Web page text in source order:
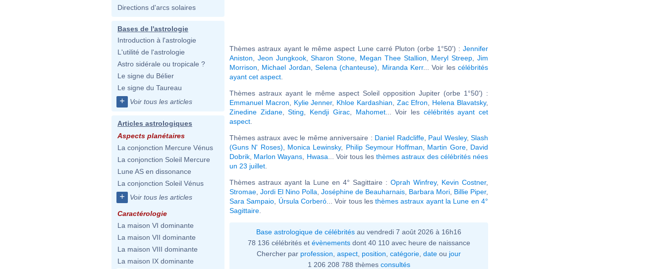
Directions d'arcs solaires
Bases de l'astrologie
Introduction à l'astrologie
L'utilité de l'astrologie
Astro sidérale ou tropicale ?
Le signe du Bélier
Le signe du Taureau
+ Voir tous les articles
Articles astrologiques
Aspects planétaires
La conjonction Mercure Vénus
La conjonction Soleil Mercure
Lune AS en dissonance
La conjonction Soleil Vénus
+ Voir tous les articles
Caractérologie
La maison VI dominante
La maison VII dominante
La maison VIII dominante
La maison IX dominante
Thèmes astraux ayant le même aspect Lune carré Pluton (orbe 1°50') : Jennifer
Aniston
Jeon Jungkook,Sharon Stone Megan Thee Stallion Meryl Streep ,Jim
Morrison
Michael Jordan ,Selena (chanteuse) Miranda Kerr... Voir lescélébrités
ayant cet aspect
Thèmes astraux ayant le même aspect Soleil opposition Jupiter (orbe 1°50') :
Emmanuel Macron
Kylie Jenner, Khloe Kardashian Zac Efron Helena Blavatsky,
Zinedine Zidane,Sting Kendji Girac, Mahomet... Voir les célébrités ayant cet
aspect
Thèmes astraux avec le même anniversaire : Daniel Radcliffe, Paul Wesley,Slash
(Guns N' Roses)
Monica Lewinsky, Philip Seymour Hoffman Martin Gore, David
Dobrik Marlon Wayans Hwasa ... Voir tous lesthèmes astraux des célébrités nées
un 23 juillet
Thèmes astraux ayant la Lune en 4° Sagittaire : Oprah Winfrey, Kevin Costner,
Stromae Jordi El Nino Polla Joséphine de Beauharnais Barbara Mori Billie Piper,
Sara Sampaio
Úrsula Corberó... Voir tous lesthèmes astraux ayant la Lune en 4°
Sagittaire
Base astrologique de célébrités au vendredi 7 août 2026 à 16h16
78 136 célébrités et évènementsdont 40 110 avec heure de naissance
Chercher par profession aspect position catégorie date ou jour
1 206 208 788 thèmes consultés